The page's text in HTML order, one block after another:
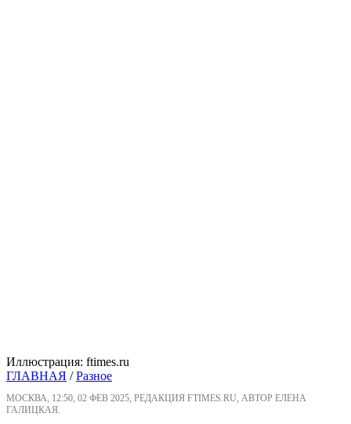
Иллюстрация: ftimes.ru
ГЛАВНАЯ /Разное
МОСКВА, 12:50, 02 ФЕВ 2025, РЕДАКЦИЯ FTIMES.RU, АВТОР ЕЛЕНА
ГАЛИЦКАЯ.